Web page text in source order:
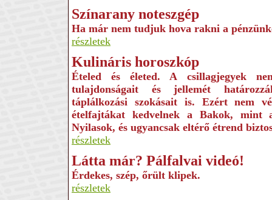
Színarany noteszgép
Ha már nem tudjuk hova rakni a
részletek
Kulináris horoszkóp
Ételed és életed. A csillagjegyek
tulajdonságait és jellemét
táplálkozási szokásait is. Ezért nem
ételfajtákat kedvelnek a Bakok, mint
Nyilasok, és ugyancsak eltérő étrend
részletek
Látta már? Pálfalvai videó!
Érdekes, szép, őrült klipek.
részletek